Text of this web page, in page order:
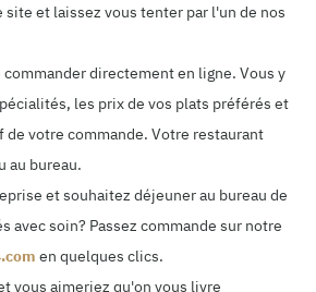
site et laissez vous tenter par l'un de nos
directement en ligne. Vous y
les prix de vos plats préférés et
votre commande. Votre restaurant
au bureau.
et souhaitez déjeuner au bureau de
avec soin? Passez commande sur notre
en quelques clics.
vous aimeriez qu'on vous livre